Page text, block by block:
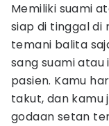
Memiliki suami
siap di tinggal di
temani balita
sang suami
pasien. Kamu
takut, dan kamu
godaan setan